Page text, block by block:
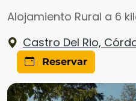
Alojamiento Rural a 6
Castro Del Rio,
Reservar